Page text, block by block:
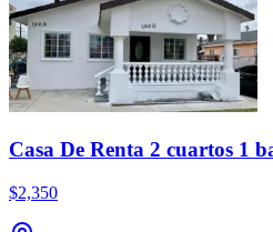
Casa De Renta 2 cuartos 1
$2,350